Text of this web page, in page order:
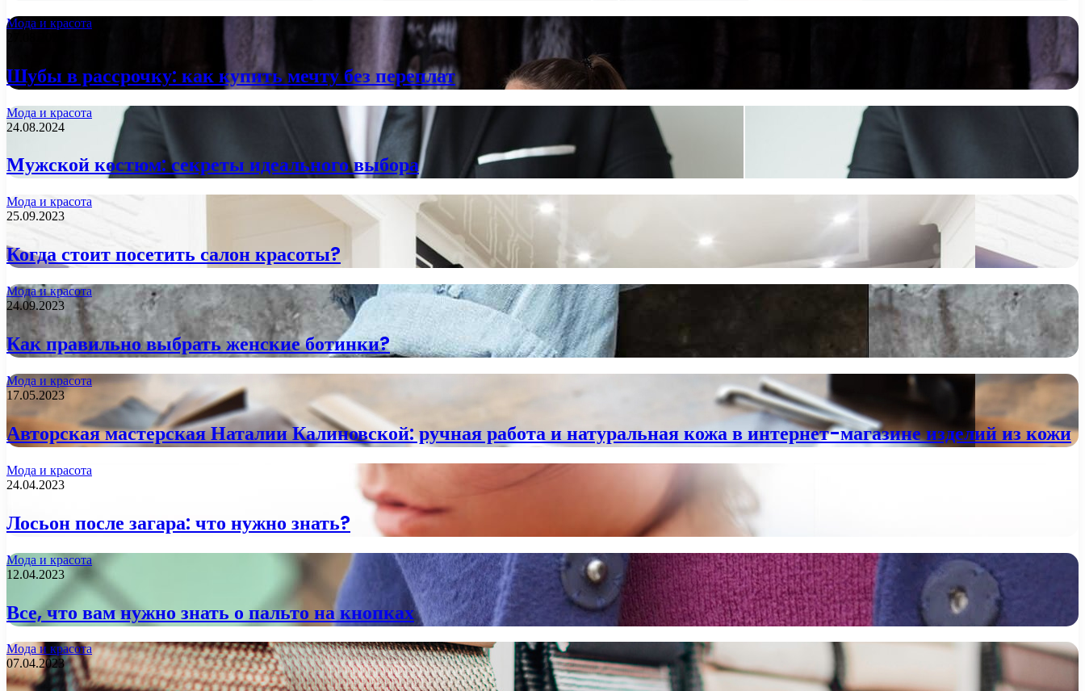
Мода и красота
Шубы в рассрочку: как купить мечту без переплат
Мода и красота
24.08.2024
Мужской костюм: секреты идеального выбора
Мода и красота
25.09.2023
Когда стоит посетить салон красоты?
Мода и красота
24.09.2023
Как правильно выбрать женские ботинки?
Мода и красота
17.05.2023
Авторская мастерская Наталии Калиновской: ручная работа и натуральная кожа в интернет-магазине изделий из кожи
Мода и красота
24.04.2023
Лосьон после загара: что нужно знать?
Мода и красота
12.04.2023
Все, что вам нужно знать о пальто на кнопках
Мода и красота
07.04.2023